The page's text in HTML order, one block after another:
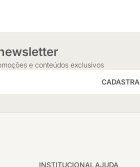
e conteúdos exclusivos
INSTITUCIONAL AJUDA